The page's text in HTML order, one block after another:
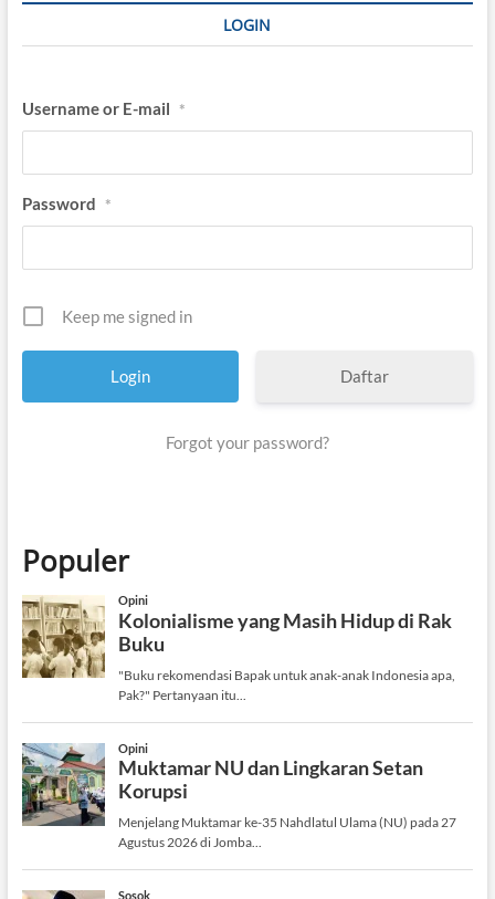
LOGIN
Username or E-mail *
Password *
Keep me signed in
Daftar
Forgot your password?
Populer